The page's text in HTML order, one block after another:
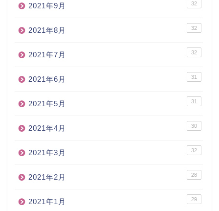
2021年9月 32
2021年8月 32
2021年7月 32
2021年6月 31
2021年5月 31
2021年4月 30
2021年3月 32
2021年2月 28
2021年1月 29